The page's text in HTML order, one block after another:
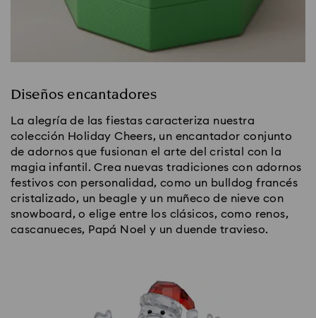
Diseños encantadores
La alegría de las fiestas caracteriza nuestra
colección Holiday Cheers, un encantador conjunto
de adornos que fusionan el arte del cristal con la
magia infantil. Crea nuevas tradiciones con adornos
festivos con personalidad, como un bulldog francés
cristalizado, un beagle y un muñeco de nieve con
snowboard, o elige entre los clásicos, como renos,
cascanueces, Papá Noel y un duende travieso.